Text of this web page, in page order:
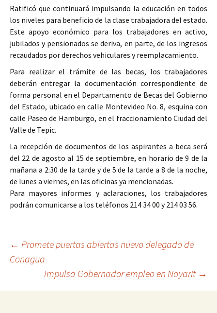
Ratificó que continuará impulsando la educación en todos
los niveles para beneficio de la clase trabajadora del estado.
Este apoyo económico para los trabajadores en activo,
jubilados y pensionados se deriva, en parte, de los ingresos
recaudados por derechos vehiculares y reemplacamiento.
Para realizar el trámite de las becas, los trabajadores
deberán entregar la documentación correspondiente de
forma personal en el Departamento de Becas del Gobierno
del Estado, ubicado en calle Montevideo No. 8, esquina con
calle Paseo de Hamburgo, en el fraccionamiento Ciudad del
Valle de Tepic.
La recepción de documentos de los aspirantes a beca será
del 22 de agosto al 15 de septiembre, en horario de 9 de la
mañana a 2:30 de la tarde y de 5 de la tarde a 8 de la noche,
de lunes a viernes, en las oficinas ya mencionadas.
Para mayores informes y aclaraciones, los trabajadores
podrán comunicarse a los teléfonos 214 34 00 y 214 03 56.
← Promete puertas abiertas nuevo delegado de
Conagua
Impulsa Gobernador empleo en Nayarit →